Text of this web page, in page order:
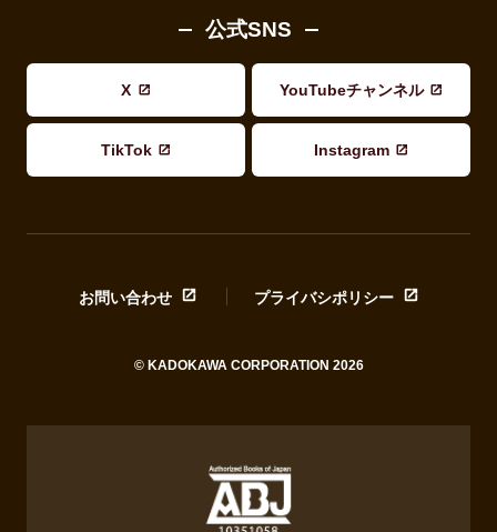
公式SNS
X YouTubeチャンネル
TikTok Instagram
お問い合わせ プライバシポリシー
© KADOKAWA CORPORATION 2026